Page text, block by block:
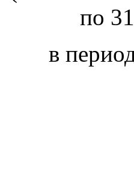
по
в